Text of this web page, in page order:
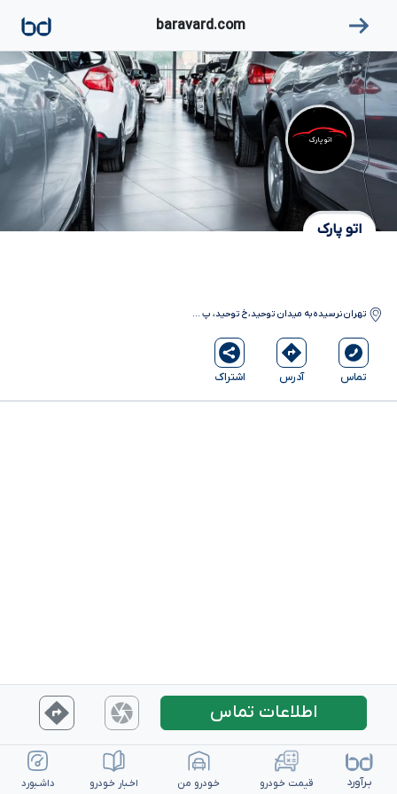
baravard.com
اتو پارک
اتو پارک
تهراننرسیده به میدان توحید،خ توحید، پ ...
تماس آدرس اشتراک
اطلاعات تماس
بـرآورد قیمت خـودرو خـودرو من اخـبار خـودرو داشـبورد